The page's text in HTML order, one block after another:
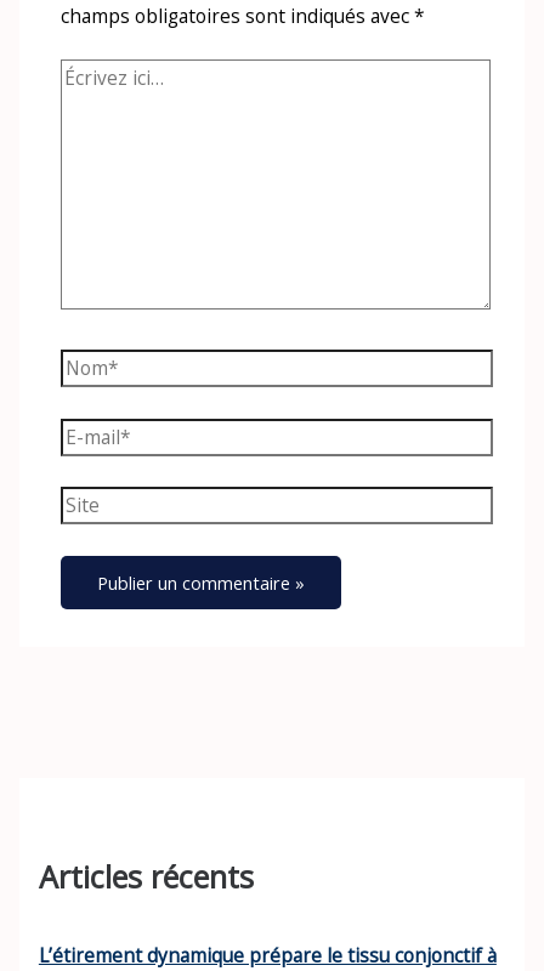
champs obligatoires sont indiqués avec*
Écrivez
Nom*
E-
mail*
Site
Articles récents
L’étirement dynamique prépare le tissu conjonctif à